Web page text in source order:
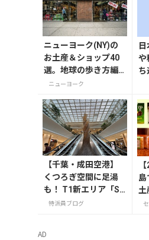
ニューヨーク(NY)の
お土産＆ショップ40
選。地球の歩き方編
集者セレクト！
ニューヨーク
や
ち
【千葉・成田空港】
くつろぎ空間に足湯
も！ T1新エリア「SH
IKISAI GARDEN」
特派員ブログ
島
土
AD